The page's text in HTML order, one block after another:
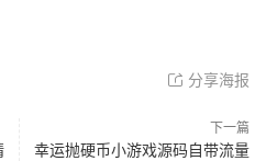
分享海报
下一篇
幸运抛硬币小游戏源码自带流量